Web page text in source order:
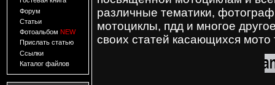
Форум
Статьи
Фотоальбом NEW
Прислать статью
Ссылки
Каталог файлов
различные тематики,
мотоциклы, пдд и многое
своих статей касающихся мото